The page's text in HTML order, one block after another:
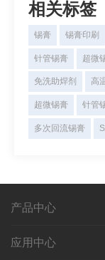
相关标签
锡膏 锡膏印刷
针管锡膏 超微
免洗助焊剂 高
超微锡膏 针管
多次回流锡膏
产品中心
应用中心